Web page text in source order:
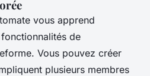
vous apprend
de
Vous pouvez créer
plusieurs membres